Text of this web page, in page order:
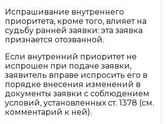
Испрашивание внутреннего
приоритета, кроме того, влияет на
судьбу ранней заявки: эта заявка
признается отозванной.
Если внутренний приоритет не
испрошен при подаче заявки,
заявитель вправе испросить его в
порядке внесения изменений в
документы заявки с соблюдением
условий, установленных ст. 1378 (см.
комментарий к ней).